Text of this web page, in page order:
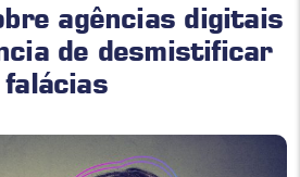
agências digitais
de desmistificar
falácias